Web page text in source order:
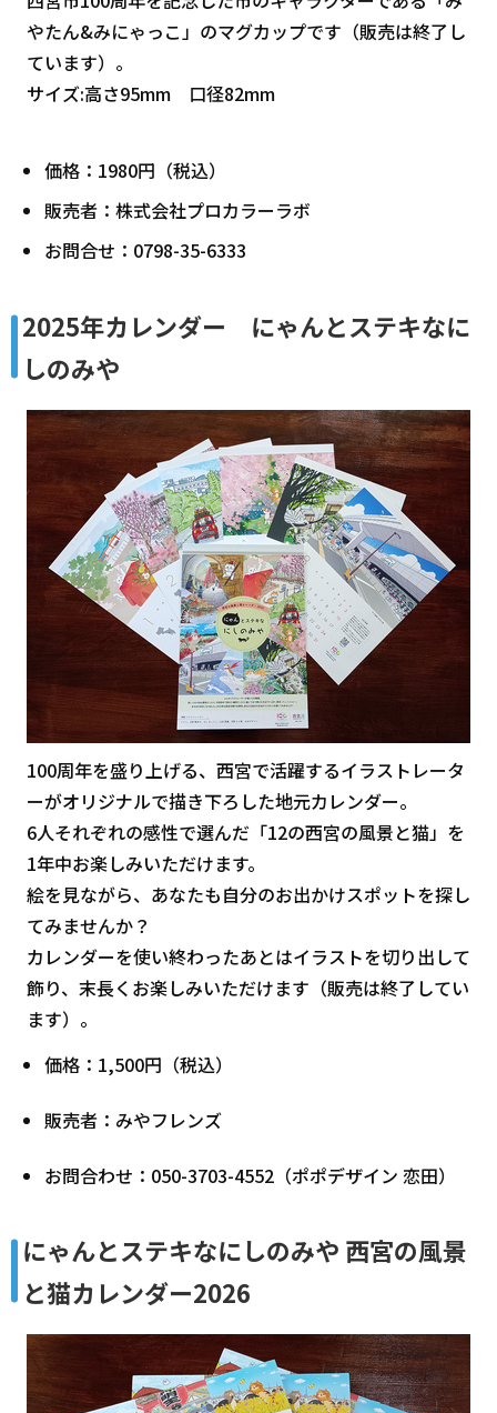
やたん&みにゃっこ」のマグカップです（販売は終了し
ています）。
サイズ:高さ95mm 口径82mm
価格：1980円（税込）
販売者：株式会社プロカラーラボ
お問合せ：0798-35-6333
2025年カレンダー にゃんとステキなに
しのみや
100周年を盛り上げる、西宮で活躍するイラストレータ
ーがオリジナルで描き下ろした地元カレンダー。
6人それぞれの感性で選んだ「12の西宮の風景と猫」を
1年中お楽しみいただけます。
絵を見ながら、あなたも自分のお出かけスポットを探し
てみませんか？
カレンダーを使い終わったあとはイラストを切り出して
飾り、末長くお楽しみいただけます（販売は終了してい
ます）。
価格：1,500円（税込）
販売者：みやフレンズ
お問合わせ：050-3703-4552（ポポデザイン 恋田）
にゃんとステキなにしのみや 西宮の風景
と猫カレンダー2026